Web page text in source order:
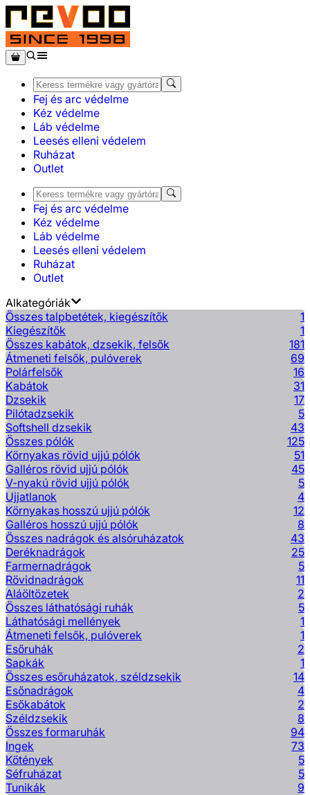
Fej és arc védelme
Kéz védelme
Láb védelme
Leesés elleni védelem
Ruházat
Outlet
Fej és arc védelme
Kéz védelme
Láb védelme
Leesés elleni védelem
Ruházat
Outlet
Alkategóriák
Összes talpbetétek, kiegészítők
1
Kiegészítők
1
Összes kabátok, dzsekik, felsők
181
Átmeneti felsők, pulóverek
69
Polárfelsők
16
Kabátok
31
Dzsekik
17
Pilótadzsekik
5
Softshell dzsekik
43
Összes pólók
125
Környakas rövid ujjú pólók
51
Galléros rövid ujjú pólók
45
V-nyakú rövid ujjú pólók
5
Ujjatlanok
4
Környakas hosszú ujjú pólók
12
Galléros hosszú ujjú pólók
8
Összes nadrágok és alsóruházatok
43
Deréknadrágok
25
Farmernadrágok
5
Rövidnadrágok
11
Aláöltözetek
2
Összes láthatósági ruhák
5
Láthatósági mellények
1
Átmeneti felsők, pulóverek
1
Esőruhák
2
Sapkák
1
Összes esőruházatok, széldzsekik
14
Esőnadrágok
4
Esőkabátok
2
Széldzsekik
8
Összes formaruhák
94
Ingek
73
Kötények
5
Séfruházat
5
Tunikák
9